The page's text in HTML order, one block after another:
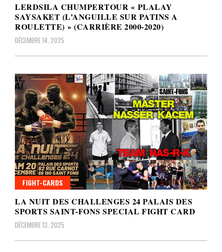
LERDSILA CHUMPERTOUR « PLALAY
SAYSAKET (L’ANGUILLE SUR PATINS A
ROULETTE) » (CARRIÈRE 2000-2020)
DÉCEMBRE 14, 2025
FIGHT-CARDS
LA NUIT DES CHALLENGES 24 PALAIS DES
SPORTS SAINT-FONS SPECIAL FIGHT CARD
DÉCEMBRE 13, 2025